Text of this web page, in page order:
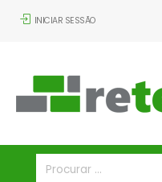
INICIAR SESSÃO